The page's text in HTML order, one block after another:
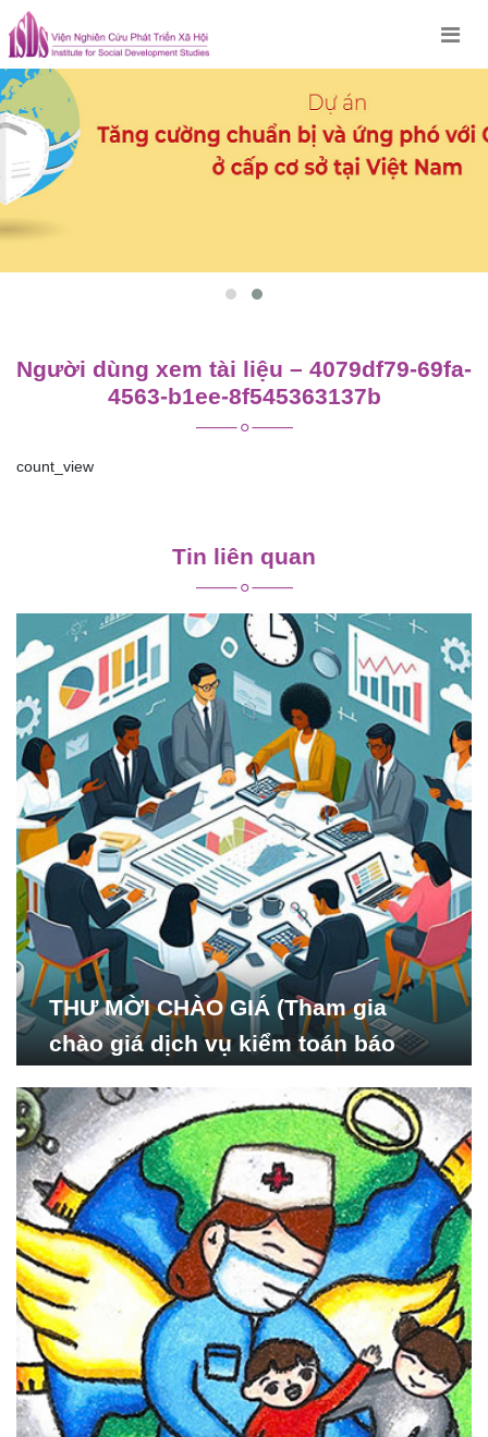
Skip
to
content
Người dùng xem tài liệu – 4079df79-69fa-
4563-b1ee-8f545363137b
count_view
viết
Tin liên quan
THƯ MỜI CHÀO GIÁ (Tham gia
chào giá dịch vụ kiểm toán báo
Nghiên cứu Phát triển Xã
hội_ISDS)